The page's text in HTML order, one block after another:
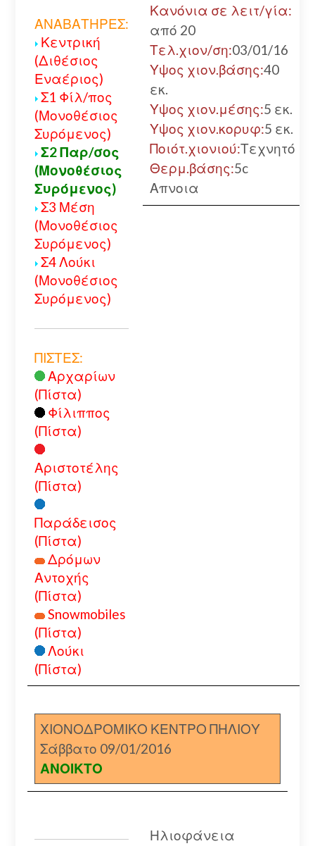
ΑΝΑΒΑΤΗΡΕΣ:
Κεντρική
(Διθέσιος
Εναέριος)
Σ1 Φίλ/πος
(Μονοθέσιος
Συρόμενος)
Σ2 Παρ/σος
(Μονοθέσιος
Συρόμενος)
Σ3 Μέση
(Μονοθέσιος
Συρόμενος)
Σ4 Λούκι
(Μονοθέσιος
Συρόμενος)
ΠΙΣΤΕΣ:
Αρχαρίων
(Πίστα)
Φίλιππος
(Πίστα)
Αριστοτέλης
(Πίστα)
Παράδεισος
(Πίστα)
Δρόμων
Αντοχής
(Πίστα)
Snowmobiles
(Πίστα)
Λούκι
(Πίστα)
Κανόνια σε λειτ/γία:
από 20
Τελ.χιον/ση:03/01/16
Υψος χιον.βάσης:40
εκ.
Υψος χιον.μέσης:5 εκ.
Υψος χιον.κορυφ:5 εκ.
Ποιότ.χιονιού:Τεχνητό
Θερμ.βάσης:5c
Απνοια
ΧΙΟΝΟΔΡΟΜΙΚΟ ΚΕΝΤΡΟ ΠΗΛΙΟΥ
Σάββατο 09/01/2016
ΑΝΟΙΚΤΟ
Ηλιοφάνεια